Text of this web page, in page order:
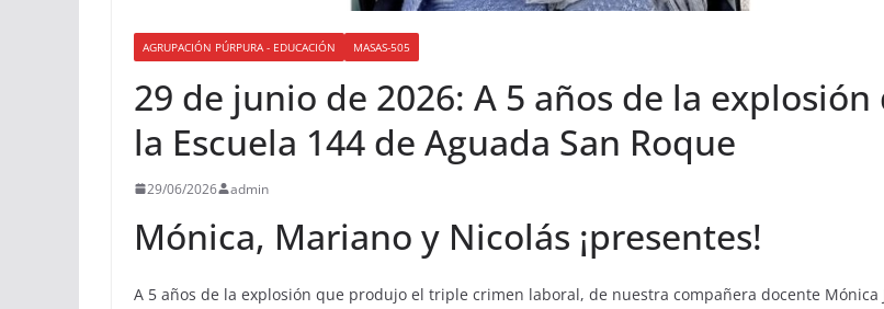
AGRUPACIÓN PÚRPURA - EDUCACIÓN MASAS-505
29 de junio de 2026: A 5 años de la explosión
la Escuela 144 de Aguada San Roque
29/06/2026 admin
Mónica, Mariano y Nicolás ¡presentes!
A 5 años de la explosión que produjo el triple crimen laboral, de nuestra compañera docente Mónica